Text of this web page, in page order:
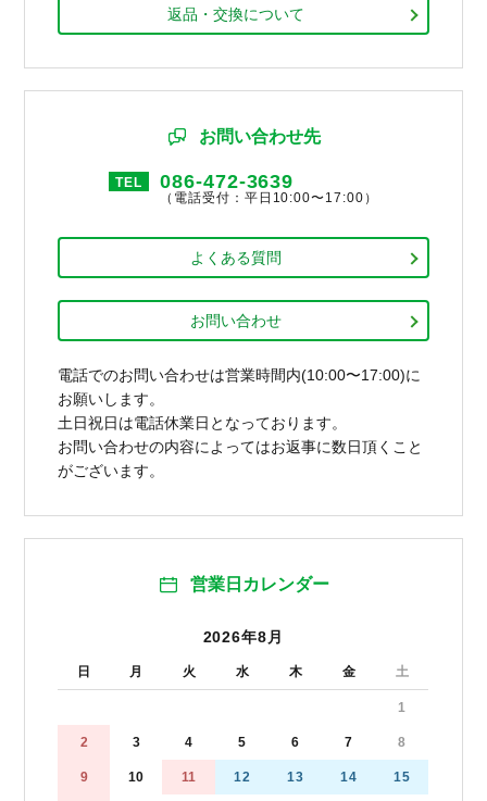
返品・交換について
お問い合わせ先
TEL 086-472-3639
（電話受付：平日10:00〜17:00）
よくある質問
お問い合わせ
電話でのお問い合わせは営業時間内(10:00〜17:00)に
お願いします。
土日祝日は電話休業日となっております。
お問い合わせの内容によってはお返事に数日頂くこと
がございます。
営業日カレンダー
2026年8月
日 月 火 水 木 金 土
1
2 3 4 5 6 7 8
9 10 11 12 13 14 15